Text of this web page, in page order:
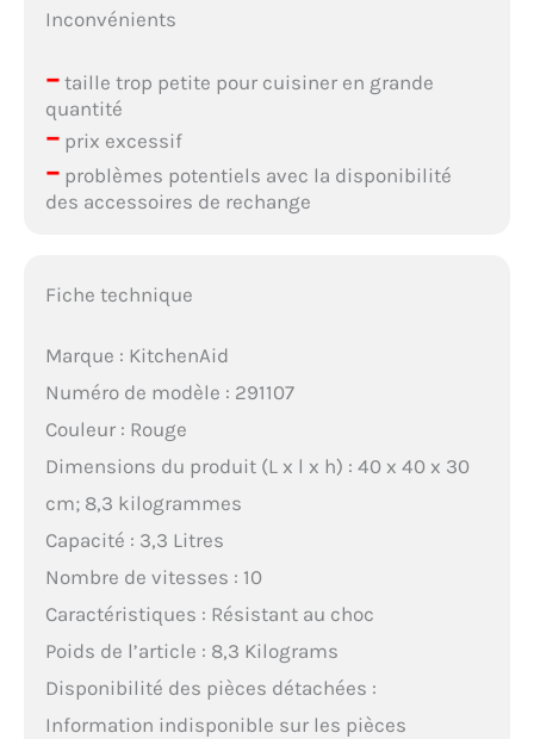
Inconvénients
–taille trop petite pour cuisiner en grande
quantité
–prix excessif
–problèmes potentiels avec la disponibilité
des accessoires de rechange
Fiche technique
Marque : KitchenAid
Numéro de modèle : 291107
Couleur : Rouge
Dimensions du produit (L x l x h) : 40 x 40 x 30
cm; 8,3 kilogrammes
Capacité : 3,3 Litres
Nombre de vitesses : 10
Caractéristiques : Résistant au choc
Poids de l’article : 8,3 Kilograms
Disponibilité des pièces détachées :
Information indisponible sur les pièces